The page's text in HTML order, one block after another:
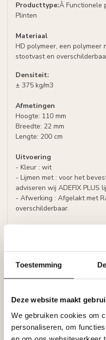
Toestemming
Deze website maakt
We gebruiken cookies om
personaliseren, om
en om ons websiteverkeer
Producttype:Â Functionele
Plinten
Materiaal
HD polymeer, een polymeer
stootvast en
Densiteit:
± 375 kg/m3
Afmetingen
Hoogte: 110 mm
Breedte: 22 mm
Lengte: 200 cm
Uitvoering
- Kleur : wit
- Lijmen met : voor het
adviseren wij ADEFIX PLUS
- Afwerking : Afgelakt met
overschilderbaar.
Specificaties
Leverancier
Tags
Gerelateerde producten